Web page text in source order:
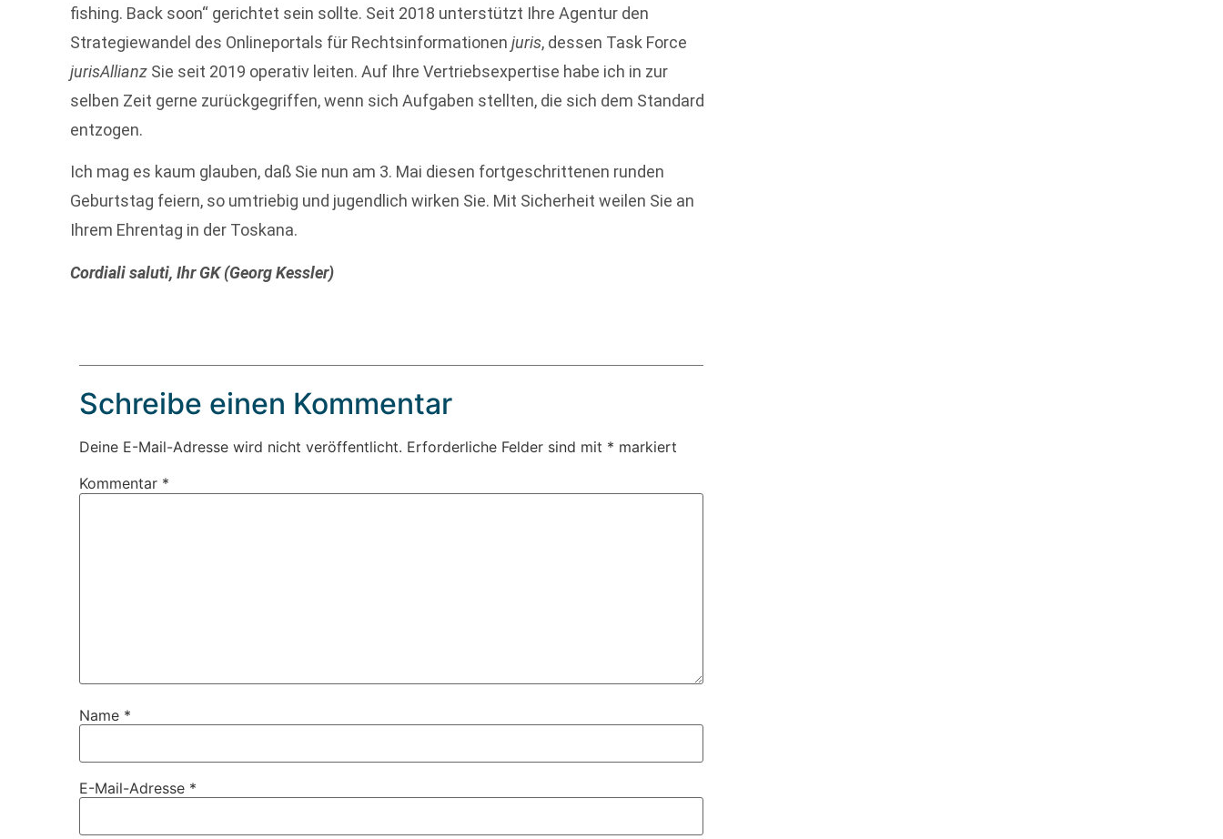
fishing. Back soon“ gerichtet sein sollte. Seit 2018 unterstützt Ihre Agentur den
Strategiewandel des Onlineportals für Rechtsinformationenjuris, dessen Task Force
jurisAllianz Sie seit 2019 operativ leiten. Auf Ihre Vertriebsexpertise habe ich in zur
selben Zeit gerne zurückgegriffen, wenn sich Aufgaben stellten, die sich dem Standard
entzogen.
Ich mag es kaum glauben, daß Sie nun am 3. Mai diesen fortgeschrittenen runden
Geburtstag feiern, so umtriebig und jugendlich wirken Sie. Mit Sicherheit weilen Sie an
Ihrem Ehrentag in der Toskana.
Cordiali saluti, Ihr GK (Georg Kessler)
Schreibe einen Kommentar
Deine E-Mail-Adresse wird nicht veröffentlicht. Erforderliche Felder sind mit * markiert
Kommentar *
Name *
E-Mail-Adresse *